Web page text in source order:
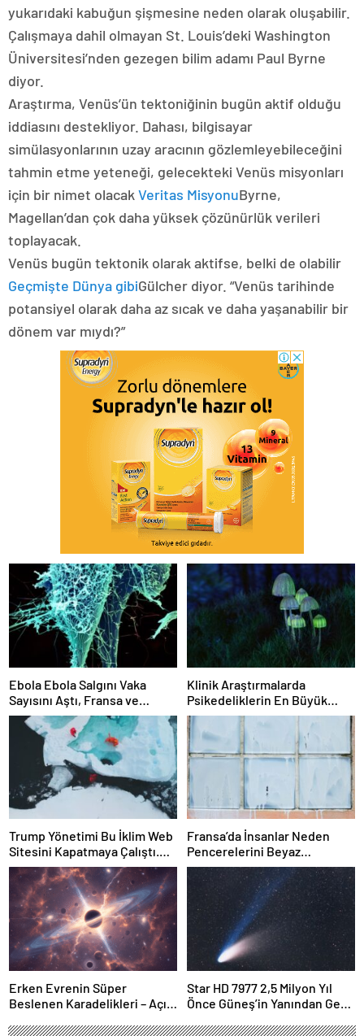
yukarıdaki kabuğun şişmesine neden olarak oluşabilir.
Çalışmaya dahil olmayan St. Louis’deki Washington
Üniversitesi’nden gezegen bilim adamı Paul Byrne
diyor.
Araştırma, Venüs’ün tektoniğinin bugün aktif olduğu
iddiasını destekliyor. Dahası, bilgisayar
simülasyonlarının uzay aracının gözlemleyebileceğini
tahmin etme yeteneği, gelecekteki Venüs misyonları
için bir nimet olacak Veritas MisyonuByrne,
Magellan’dan çok daha yüksek çözünürlük verileri
toplayacak.
Venüs bugün tektonik olarak aktifse, belki de olabilir
Geçmişte Dünya gibiGülcher diyor. “Venüs tarihinde
potansiyel olarak daha az sıcak ve daha yaşanabilir bir
dönem var mıydı?”
Ebola Ebola Salgını Vaka
Sayısını Aştı, Fransa ve
Uganda’da Tespit Edildi
Klinik Araştırmalarda
Psikedeliklerin En Büyük
Etkisi Gözden Kaçıyor
Olabilir: İnsanların
Hedeflerini, Değerlerini,
Kariyerlerini ve İlişkilerini
Değiştiriyor Gibi
Görünüyorlar
Trump Yönetimi Bu İklim Web
Sitesini Kapatmaya Çalıştı.
Bilim Adamları Onu Tekrar
Çevrimiçi Hale Getirdi
Fransa’da İnsanlar Neden
Pencerelerini Beyaz
Tebeşirle Boyuyor?
Erken Evrenin Süper
Beslenen Karadelikleri – Açık
Star HD 7977 2,5 Milyon Yıl
Önce Güneş’in Yanından Geçti